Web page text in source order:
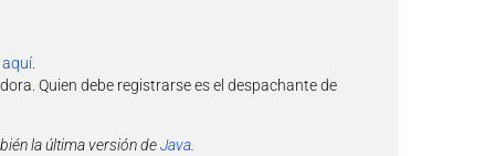
aquí.
Quien debe registrarse es el despachante de
la última versión deJava.